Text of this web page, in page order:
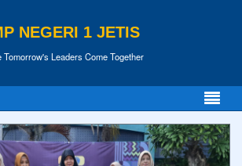
NEGERI 1 JETIS
Tomorrow's Leaders Come Together